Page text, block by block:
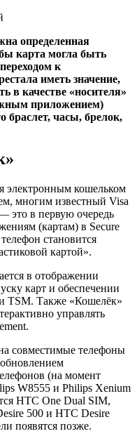
определенная
карта могла быть
к
иметь значение,
в качестве «носителя»
приложением)
браслет, часы, брелок,
электронным кошельком
многим известный Visa
это в первую очередь
(картам) в Secure
становится
картой».
в отображении
карт и обеспечении
TSM. Также «Кошелёк»
управлять
совместимые телефоны
(на момент
W8555 и Philips Xenium
HTC One Dual SIM,
500 и HTC Desire
появятся позже.